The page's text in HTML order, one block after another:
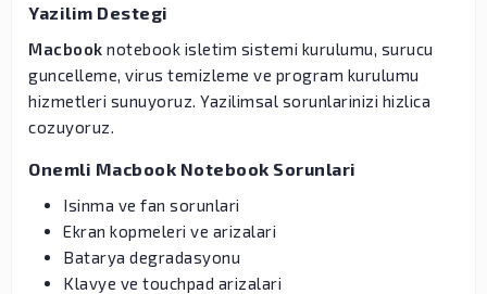
Yazilim Destegi
Macbook notebook isletim sistemi kurulumu, surucu
guncelleme, virus temizleme ve program kurulumu
hizmetleri sunuyoruz. Yazilimsal sorunlarinizi hizlica
cozuyoruz.
Onemli Macbook Notebook Sorunlari
Isinma ve fan sorunlari
Ekran kopmeleri ve arizalari
Batarya degradasyonu
Klavye ve touchpad arizalari